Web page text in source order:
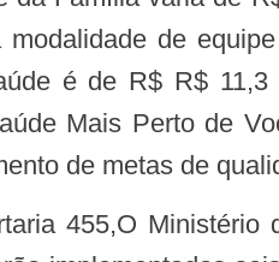
de
é de R$ R$
Mais Perto de
de metas de